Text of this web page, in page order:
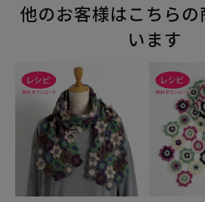
他のお客様はこちらの
います